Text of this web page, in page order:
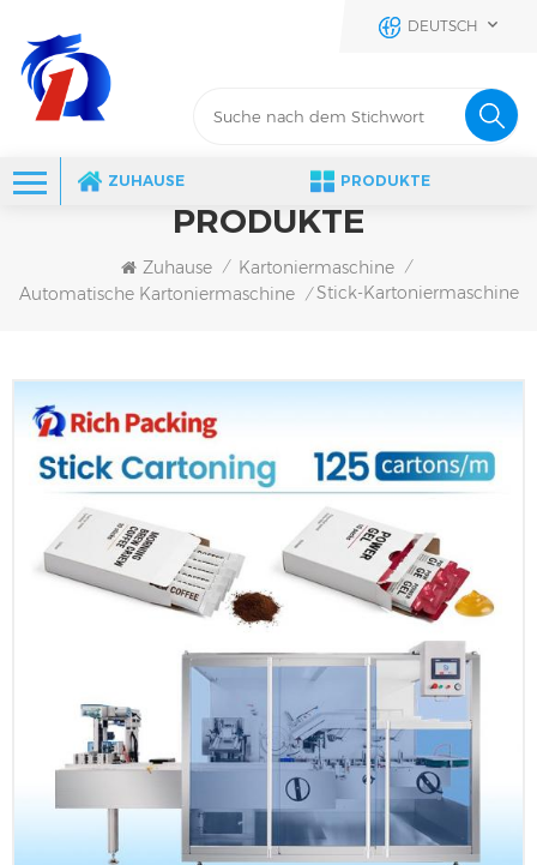
DEUTSCH
ZUHAUSE PRODUKTE
PRODUKTE
Zuhause / Kartoniermaschine /
Automatische Kartoniermaschine / Stick-Kartoniermaschine